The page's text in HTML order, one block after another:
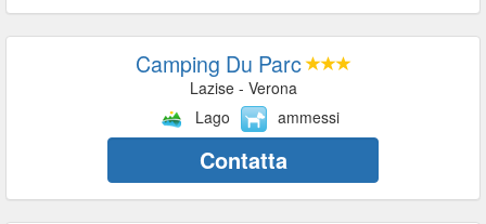
Camping Du Parc
Lazise - Verona
Lago
ammessi
Contatta